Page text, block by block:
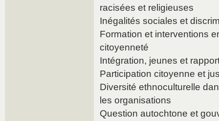
racisées et religieuses
Inégalités sociales et
Formation et interventions
citoyenneté
Intégration, jeunes et
Participation citoyenne et
Diversité ethnoculturelle
les organisations
Question autochtone et